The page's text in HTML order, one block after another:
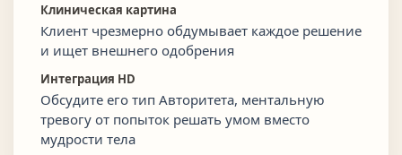
Клиническая картина
Клиент чрезмерно обдумывает каждое решение
и ищет внешнего одобрения
Интеграция HD
Обсудите его тип Авторитета, ментальную
тревогу от попыток решать умом вместо
мудрости тела